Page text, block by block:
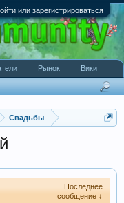
или зарегистрироваться
Свадьбы
Последнее
сообщение ↓
Рынок Вики